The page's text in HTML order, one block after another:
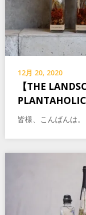
12月 20, 2020
【THE
PLANTAHOLIC
皆様、こんばんは